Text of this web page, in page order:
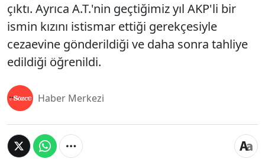
çıktı. Ayrıca A.T.'nin geçtiğimiz yıl AKP'li bir
ismin kızını istismar ettiği gerekçesiyle
cezaevine gönderildiği ve daha sonra tahliye
edildiği öğrenildi.
Haber Merkezi